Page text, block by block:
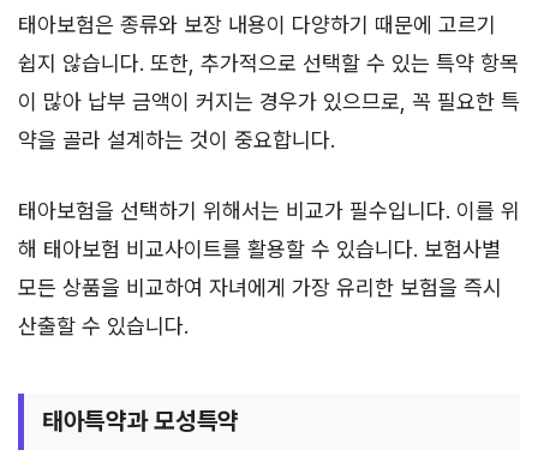
태아보험은 종류와 보장 내용이 다양하기 때문에 고르기
쉽지 않습니다. 또한, 추가적으로 선택할 수 있는 특약 항목
이 많아 납부 금액이 커지는 경우가 있으므로, 꼭 필요한 특
약을 골라 설계하는 것이 중요합니다.
태아보험을 선택하기 위해서는 비교가 필수입니다. 이를 위
해 태아보험 비교사이트를 활용할 수 있습니다. 보험사별
모든 상품을 비교하여 자녀에게 가장 유리한 보험을 즉시
산출할 수 있습니다.
태아특약과 모성특약